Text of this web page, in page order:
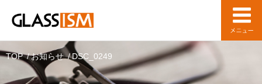
TOP お知らせ DSC_0249